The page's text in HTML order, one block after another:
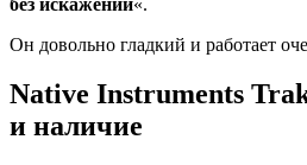
Он довольно гладкий и работает
Native Instruments
и наличие